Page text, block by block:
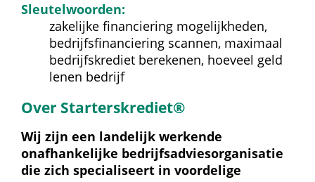
Sleutelwoorden:
zakelijke financiering mogelijkheden,
bedrijfsfinanciering scannen, maximaal
bedrijfskrediet berekenen, hoeveel geld
lenen bedrijf
Over Starterskrediet®
Wij zijn een landelijk werkende
onafhankelijke bedrijfs­advies­organisatie
die zich specialiseert in voordelige